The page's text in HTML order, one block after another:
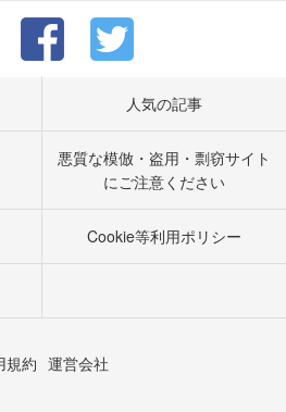
人気の記事
悪質な模倣・盗用・剽窃サイト
にご注意ください
Cookie等利用ポリシー
規約 運営会社